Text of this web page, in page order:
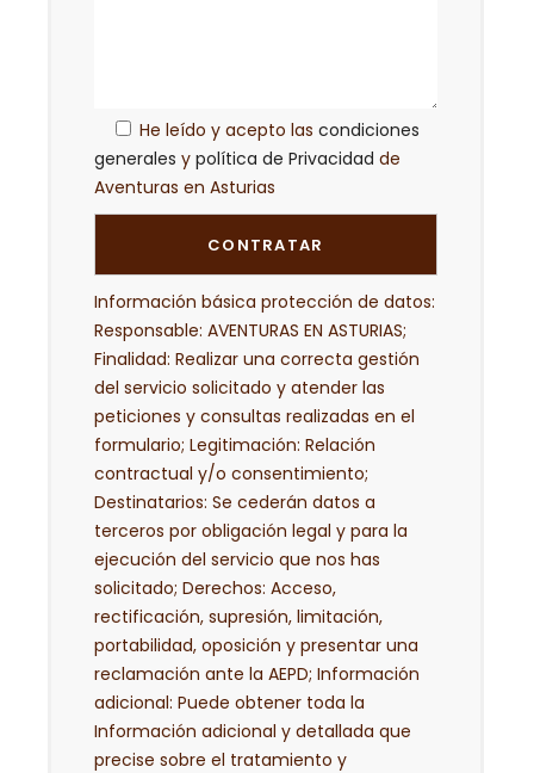
He leído y acepto las condiciones
generales y política de Privacidad de
Aventuras en Asturias
Información básica protección de datos:
Responsable: AVENTURAS EN ASTURIAS;
Finalidad: Realizar una correcta gestión
del servicio solicitado y atender las
peticiones y consultas realizadas en el
formulario; Legitimación: Relación
contractual y/o consentimiento;
Destinatarios: Se cederán datos a
terceros por obligación legal y para la
ejecución del servicio que nos has
solicitado; Derechos: Acceso,
rectificación, supresión, limitación,
portabilidad, oposición y presentar una
reclamación ante la AEPD; Información
adicional: Puede obtener toda la
Información adicional y detallada que
precise sobre el tratamiento y